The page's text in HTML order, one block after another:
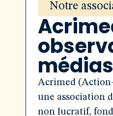
Notre
médias
Acrimed
une association
non lucratif,